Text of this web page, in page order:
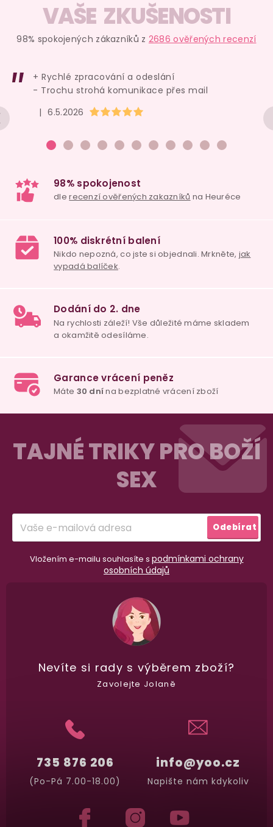
VAŠE ZKUŠENOSTI
98% spokojených zákazníků z 2686 ověřených recenzí
Hodnocení obchodu je 5 z 5 hvězdiček.
| 6.5.2026
+ Rychlé zpracování a odeslání
- Trochu strohá komunikace přes mail
98% spokojenost
100% diskrétní balení
Nikdo nepozná, co jste si objednali. Mrkněte,
Garance vrácení peněz
na bezplatné vrácení zboží
TAJNÉ TRIKY PRO BOŽÍ
SEX
Vložením e-mailu souhlasíte s podmínkami ochrany
osobních údajů
Přihlásit
se
Odebírat
info@yoo.cz
Napište nám kdykoliv
735 876 206
(Po-Pá 7.00-18.00)
Nevíte si rady s výběrem zboží?
Zavolejte Jolaně